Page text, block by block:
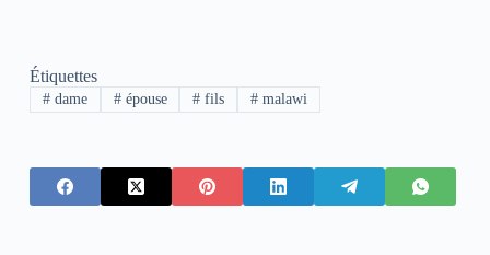
Étiquettes
#dame #épouse # fils # malawi